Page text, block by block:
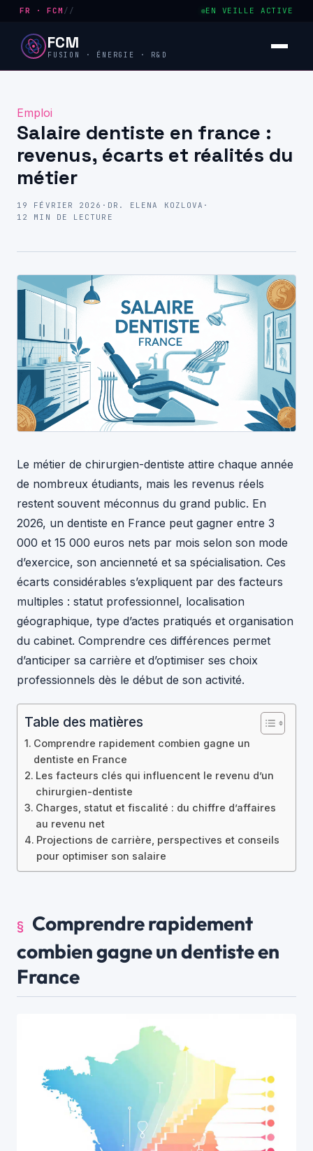
FR · FCM // EN VEILLE ACTIVE
FCM
FUSION · ÉNERGIE · R&D
Emploi
Salaire dentiste en france :
revenus, écarts et réalités du
métier
19 FÉVRIER 2026 · DR. ELENA KOZLOVA ·
12 MIN DE LECTURE
Le métier de chirurgien-dentiste attire chaque année
de nombreux étudiants, mais les revenus réels
restent souvent méconnus du grand public. En
2026, un dentiste en France peut gagner entre 3
000 et 15 000 euros nets par mois selon son mode
d’exercice, son ancienneté et sa spécialisation. Ces
écarts considérables s’expliquent par des facteurs
multiples : statut professionnel, localisation
géographique, type d’actes pratiqués et organisation
du cabinet. Comprendre ces différences permet
d’anticiper sa carrière et d’optimiser ses choix
professionnels dès le début de son activité.
Table des matières
Comprendre rapidement combien gagne un
dentiste en France
Les facteurs clés qui influencent le revenu d’un
chirurgien-dentiste
Charges, statut et fiscalité : du chiffre d’affaires
au revenu net
Projections de carrière, perspectives et conseils
pour optimiser son salaire
Comprendre rapidement
combien gagne un dentiste en
France